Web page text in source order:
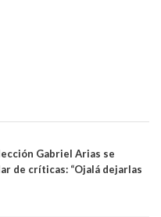
Gabriel Arias se
de críticas: “Ojalá dejarlas
Ver Video